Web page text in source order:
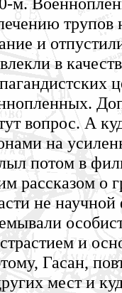
трупов
и
в
вопрос. А
на
потом в
рассказом о
не
и
Гасан,
мест и